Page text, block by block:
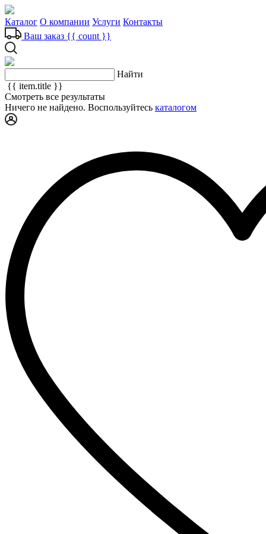
Каталог О компании Услуги Контакты
Ваш заказ {{ count }}
Найти
{{ item.title }}
Смотреть все результаты
Ничего не найдено. Воспользуйтесь каталогом